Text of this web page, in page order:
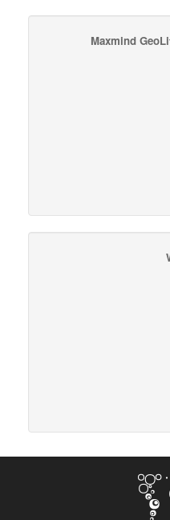
Maxmind